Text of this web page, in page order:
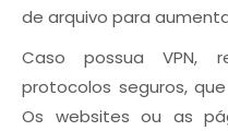
de arquivo para
Caso possua VPN,
protocolos seguros,
Os websites ou as